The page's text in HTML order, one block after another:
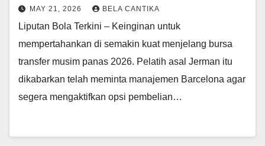
MAY 21, 2026 BELA CANTIKA
Liputan Bola Terkini – Keinginan untuk
mempertahankan di semakin kuat menjelang bursa
transfer musim panas 2026. Pelatih asal Jerman itu
dikabarkan telah meminta manajemen Barcelona agar
segera mengaktifkan opsi pembelian…